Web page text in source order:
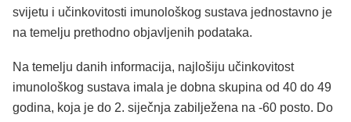
svijetu i učinkovitosti imunološkog sustava jednostavno je
na temelju prethodno objavljenih podataka.
Na temelju danih informacija, najlošiju učinkovitost
imunološkog sustava imala je dobna skupina od 40 do 49
godina, koja je do 2. siječnja zabilježena na -60 posto. Do